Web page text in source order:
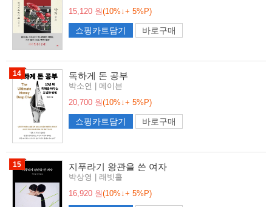
15,120 원(10%↓+ 5%P)
쇼핑카트담기 바로구매
14 독하게 돈 공부
박소연 | 메이븐
20,700 원(10%↓+ 5%P)
쇼핑카트담기 바로구매
15 지푸라기 왕관을 쓴 여자
박상영 | 래빗홀
16,920 원(10%↓+ 5%P)